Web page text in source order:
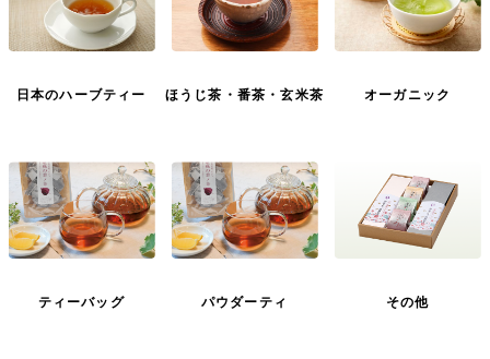
日本のハーブティー ほうじ茶・番茶・玄米茶 オーガニック
ティーバッグ パウダーティ その他